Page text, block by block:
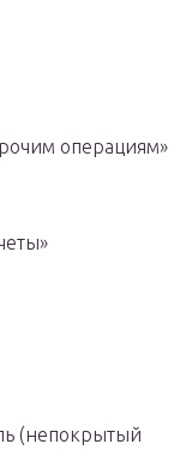
операциям»
(непокрытый